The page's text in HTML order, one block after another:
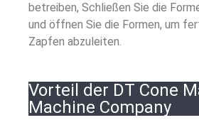
betreiben, Schließen Sie die
und öffnen Sie die Formen, um
Zapfen abzuleiten.
Vorteil der DT Cone
Machine Company